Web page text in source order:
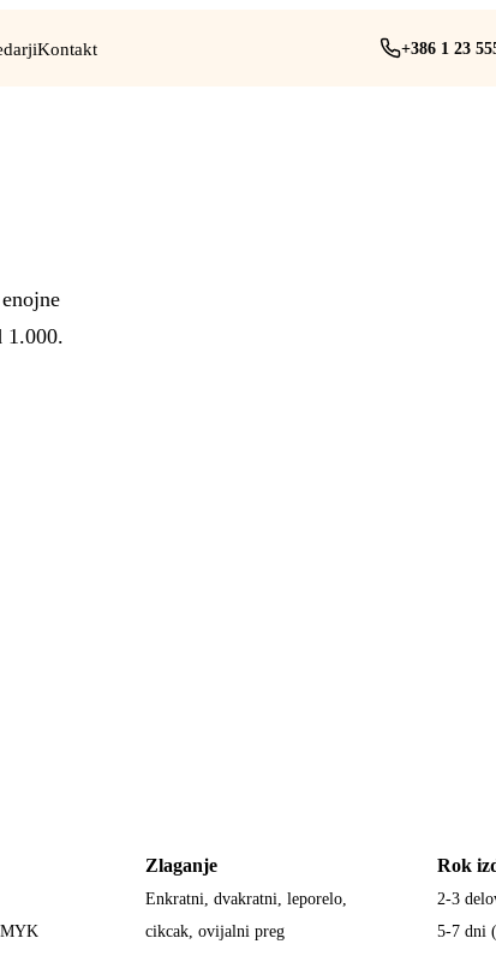
Kontakt +386 1 23
1.000.
Zlaganje
Enkratni, dvakratni, leporelo,
cikcak, ovijalni preg
Rok
2-3
5-7 dni